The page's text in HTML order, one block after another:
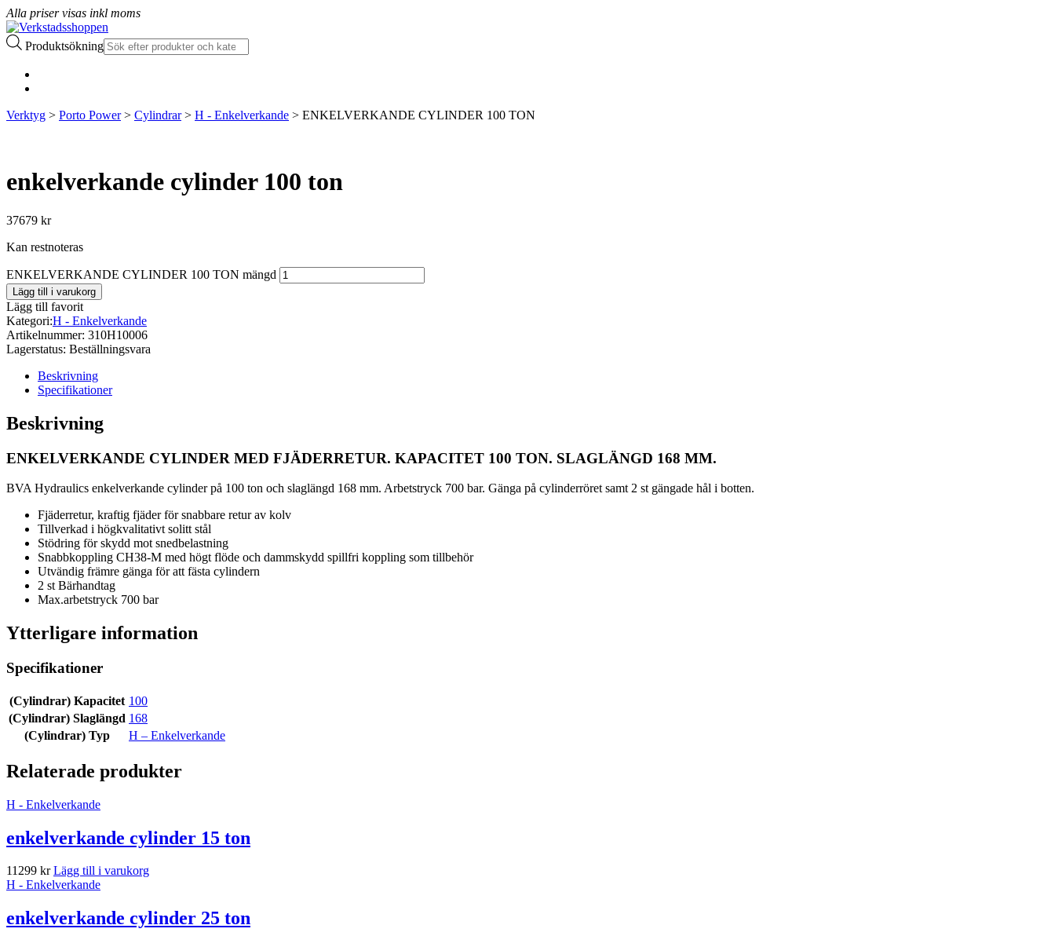
Alla priser visas inkl moms
Produktsökning
Verktyg > Porto Power> Cylindrar> H - Enkelverkande > ENKELVERKANDE CYLINDER 100 TON
enkelverkande cylinder 100 ton
37679 kr
Kan restnoteras
ENKELVERKANDE CYLINDER 100 TON mängd
Lägg till i varukorg
Lägg till favorit
Kategori:H - Enkelverkande
Artikelnummer: 310H10006
Lagerstatus: Beställningsvara
Beskrivning
Specifikationer
Beskrivning
ENKELVERKANDE CYLINDER MED FJÄDERRETUR. KAPACITET 100 TON. SLAGLÄNGD 168 MM.
BVA Hydraulics enkelverkande cylinder på 100 ton och slaglängd 168 mm. Arbetstryck 700 bar. Gänga på cylinderröret samt 2 st gängade hål i botten.
Fjäderretur, kraftig fjäder för snabbare retur av kolv
Tillverkad i högkvalitativt solitt stål
Stödring för skydd mot snedbelastning
Snabbkoppling CH38-M med högt flöde och dammskydd spillfri koppling som tillbehör
Utvändig främre gänga för att fästa cylindern
2 st Bärhandtag
Max.arbetstryck 700 bar
Ytterligare information
Specifikationer
(Cylindrar) Kapacitet 100
(Cylindrar) Slaglängd 168
(Cylindrar) Typ
H – Enkelverkande
Relaterade produkter
H - Enkelverkande
enkelverkande cylinder 15 ton
11299 kr Lägg till i varukorg
H - Enkelverkande
enkelverkande cylinder 25 ton